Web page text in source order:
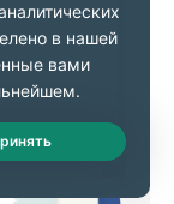
Live Chat